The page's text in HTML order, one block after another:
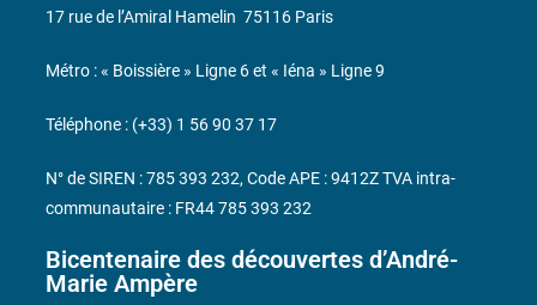
Bicentenaire des découvertes d’André-
Marie Ampère
17 rue de l’Amiral Hamelin 75116 Paris
Métro : « Boissière » Ligne 6 et « Iéna » Ligne 9
Téléphone : (+33) 1 56 90 37 17
N° de SIREN : 785 393 232, Code APE : 9412Z TVA intra-
communautaire : FR44 785 393 232